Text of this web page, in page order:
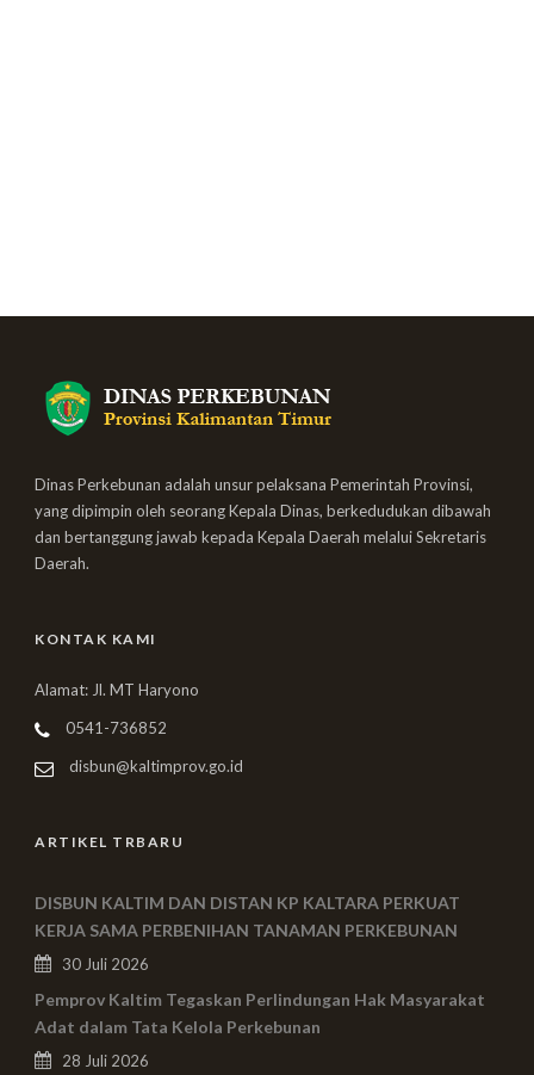
Dinas Perkebunan adalah unsur pelaksana Pemerintah Provinsi,
yang dipimpin oleh seorang Kepala Dinas, berkedudukan dibawah
dan bertanggung jawab kepada Kepala Daerah melalui Sekretaris
Daerah.
KONTAK KAMI
Alamat: Jl. MT Haryono
0541-736852
disbun@kaltimprov.go.id
ARTIKEL TRBARU
DISBUN KALTIM DAN DISTAN KP KALTARA PERKUAT
KERJA SAMA PERBENIHAN TANAMAN PERKEBUNAN
30 Juli 2026
Pemprov Kaltim Tegaskan Perlindungan Hak Masyarakat
Adat dalam Tata Kelola Perkebunan
28 Juli 2026